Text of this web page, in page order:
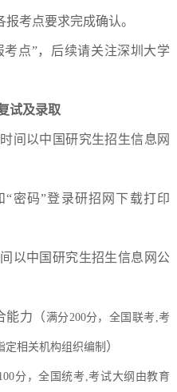
考点要求完成确认。
点”，后续请关注深圳大学
试及录取
间以中国研究生招生信息网
“密码”登录研招网下载打印
以中国研究生招生信息网公
能力（ 满分200分，全国联考,考
相关机构组织编制 ）
分，全国统考,考试大纲由教育